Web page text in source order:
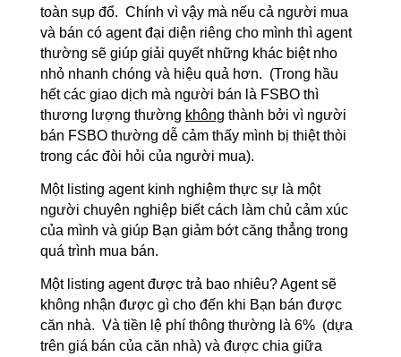
toàn sụp đổ. Chính vì vậy mà nếu cả người mua
và bán có agent đại diện riêng cho mình thì agent
thường sẽ giúp giải quyết những khác biệt nho
nhỏ nhanh chóng và hiệu quả hơn. (Trong hầu
hết các giao dịch mà người bán là FSBO thì
thương lượng thường không thành bởi vì người
bán FSBO thường dễ cảm thấy mình bị thiệt thòi
trong các đòi hỏi của người mua).
Một listing agent kinh nghiệm thực sự là một
người chuyên nghiệp biết cách làm chủ cảm xúc
của mình và giúp Bạn giảm bớt căng thẳng trong
quá trình mua bán.
Một listing agent được trả bao nhiêu? Agent sẽ
không nhận được gì cho đến khi Bạn bán được
căn nhà. Và tiền lệ phí thông thường là 6% (dựa
trên giá bán của căn nhà) và được chia giữa